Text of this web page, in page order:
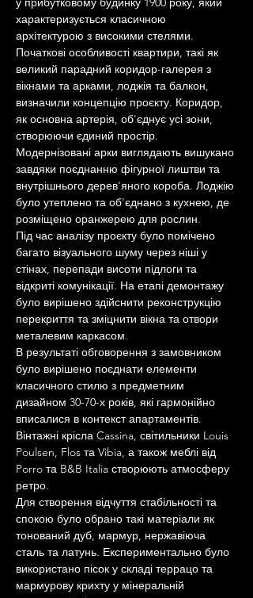
характеризується класичною
архітектурою з високими стелями.
Початкові особливості квартири, такі як
великий парадний коридор-галерея з
вікнами та арками, лоджія та балкон,
визначили концепцію проєкту. Коридор,
як основна артерія, об'єднує усі зони,
створюючи єдиний простір.
Модернізовані арки виглядають вишукано
завдяки поєднанню фігурної лиштви та
внутрішнього дерев'яного короба. Лоджію
було утеплено та об'єднано з кухнею, де
розміщено оранжерею для рослин.
Під час аналізу проєкту було помічено
багато візуального шуму через ніші у
стінах, перепади висоти підлоги та
відкриті комунікації. На етапі демонтажу
було вирішено здійснити реконструкцію
перекриття та зміцнити вікна та отвори
металевим каркасом.
В результаті обговорення з замовником
було вирішено поєднати елементи
класичного стилю з предметним
дизайном 30-70-х років, які гармонійно
вписалися в контекст апартаментів.
Вінтажні крісла Cassina, світильники Louis
Poulsen, Flos та Vibia, а також меблі від
Porro та B&B Italia створюють атмосферу
ретро.
Для створення відчуття стабільності та
спокою було обрано такі матеріали як
тонований дуб, мармур, нержавіюча
сталь та латунь. Експериментально було
використано пісок у складі террацо та
мармурову крихту у мінеральній